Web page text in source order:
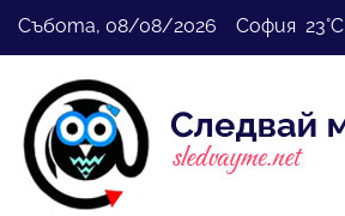
Събота, 08/08/2026 София 23°C